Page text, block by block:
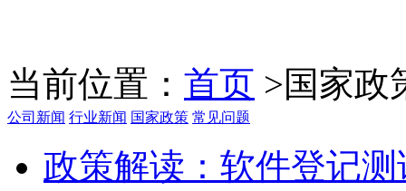
当前位置： 首页 >国家政
公司新闻 行业新闻 国家政策 常见问题
政策解读：软件登记